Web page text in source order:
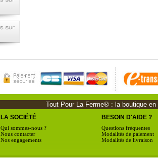
Tout Pour La Ferme® : la boutique
LA SOCIÉTÉ
Qui sommes-nous ?
Nous contacter
Nos engagements
BESOIN D'AIDE ?
Questions fréquentes
Modalités de paiement
Modalités de livraison